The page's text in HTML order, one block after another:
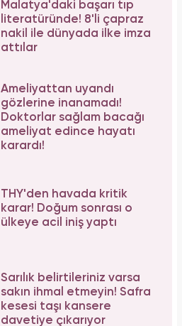
Malatya'daki başarı tıp
literatüründe! 8'li çapraz
nakil ile dünyada ilke imza
attılar
Ameliyattan uyandı
gözlerine inanamadı!
Doktorlar sağlam bacağı
ameliyat edince hayatı
karardı!
THY'den havada kritik
karar! Doğum sonrası o
ülkeye acil iniş yaptı
Sarılık belirtileriniz varsa
sakın ihmal etmeyin! Safra
kesesi taşı kansere
davetiye çıkarıyor